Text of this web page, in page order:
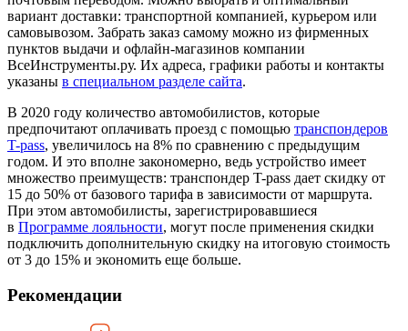
вариант доставки: транспортной компанией, курьером или
самовывозом. Забрать заказ самому можно из фирменных
пунктов выдачи и офлайн-магазинов компании
ВсеИнструменты.ру. Их адреса, графики работы и контакты
указаны в специальном разделе сайта.
В 2020 году количество автомобилистов, которые
предпочитают оплачивать проезд с помощью транспондеров
T-pass, увеличилось на 8% по сравнению с предыдущим
годом. И это вполне закономерно, ведь устройство имеет
множество преимуществ: транспондер T-pass дает скидку от
15 до 50% от базового тарифа в зависимости от маршрута.
При этом автомобилисты, зарегистрировавшиеся
в Программе лояльности, могут после применения скидки
подключить дополнительную скидку на итоговую стоимость
от 3 до 15% и экономить еще больше.
Рекомендации